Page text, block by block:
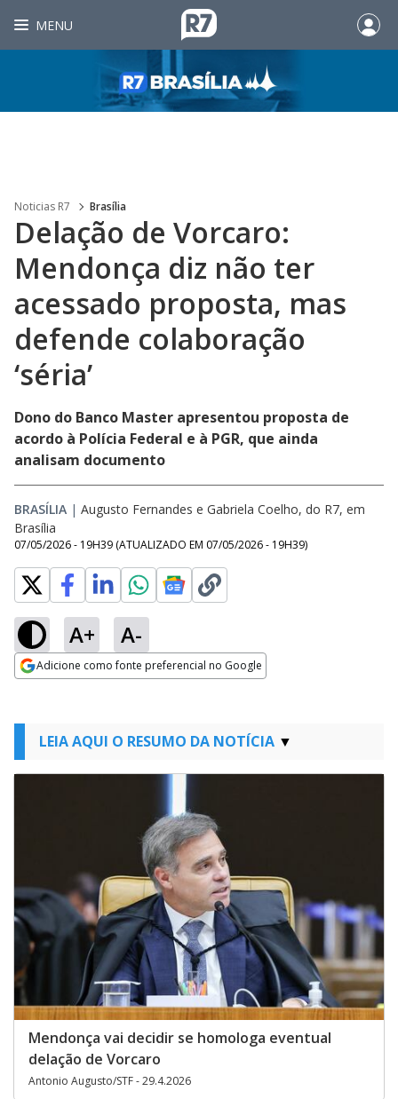
MENU
Noticias R7 Brasília
Delação de Vorcaro:
Mendonça diz não ter
acessado proposta, mas
defende colaboração
‘séria’
Dono do Banco Master apresentou proposta de
acordo à Polícia Federal e à PGR, que ainda
analisam documento
BRASÍLIA | Augusto Fernandes e Gabriela Coelho, do R7, em
Brasília
07/05/2026 - 19H39 (ATUALIZADO EM 07/05/2026 - 19H39)
A+ A-
Adicione como fonte preferencial no Google
LEIA AQUI O RESUMO DA NOTÍCIA
Mendonça vai decidir se homologa eventual
delação de Vorcaro
Antonio Augusto/STF - 29.4.2026